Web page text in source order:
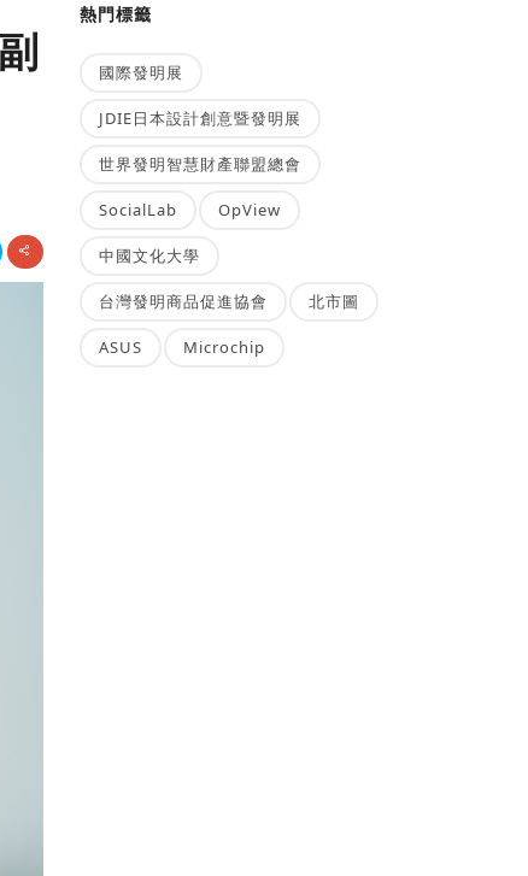
熱門標籤
國際發明展
JDIE日本設計創意暨發明展
世界發明智慧財產聯盟總會
SocialLab OpView
中國文化大學
台灣發明商品促進協會 北市圖
ASUS Microchip